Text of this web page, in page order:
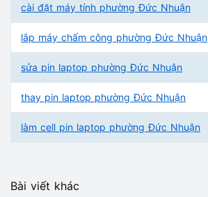
cài đặt máy tính phường Đức Nhuận
lắp máy chấm công phường Đức Nhuận
sửa pin laptop phường Đức Nhuận
thay pin laptop phường Đức Nhuận
làm cell pin laptop phường Đức Nhuận
Bài viết khác